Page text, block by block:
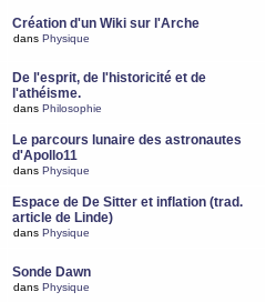
Création d'un Wiki sur l'Arche
dans Physique
De l'esprit, de l'historicité et de
l'athéisme.
dans Philosophie
Le parcours lunaire des astronautes
d'Apollo11
dans Physique
Espace de De Sitter et inflation (trad.
article de Linde)
dans Physique
Sonde Dawn
dans Physique